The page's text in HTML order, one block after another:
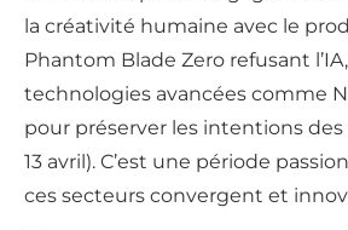
la créativité humaine avec le
Phantom Blade Zero refusant
technologies avancées comme
pour préserver les intentions
13 avril). C’est une période
ces secteurs convergent et